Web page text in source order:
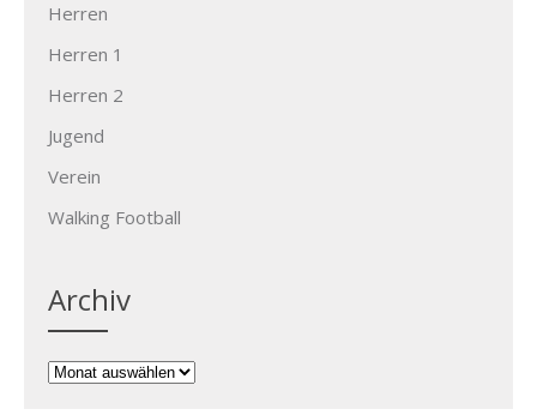
Herren
Herren 1
Herren 2
Jugend
Verein
Walking Football
Archiv
Archiv